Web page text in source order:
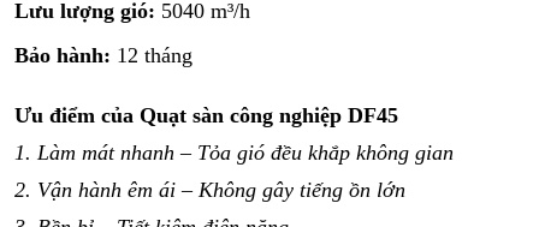
Lưu lượng gió: 5040 m³/h
Bảo hành: 12 tháng
Ưu điểm của Quạt sàn công nghiệp DF45
1. Làm mát nhanh – Tỏa gió đều khắp không gian
2. Vận hành êm ái – Không gây tiếng ồn lớn